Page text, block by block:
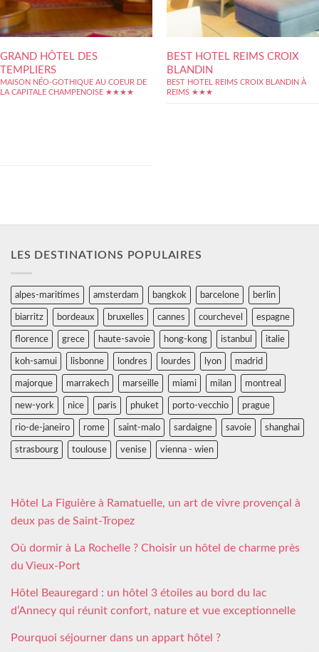
GRAND HÔTEL DES
TEMPLIERS
MAISON NÉO-GOTHIQUE AU COEUR DE
LA CAPITALE CHAMPENOISE ★★★★
BEST HOTEL REIMS CROIX
BLANDIN
BEST HOTEL REIMS CROIX BLANDIN À
REIMS ★★★
LES DESTINATIONS POPULAIRES
alpes-maritimes amsterdam bangkok barcelone berlin
biarritz bordeaux bruxelles cannes courchevel espagne
florence grece haute-savoie hong-kong istanbul italie
koh-samui lisbonne londres lourdes lyon madrid
majorque marrakech marseille miami milan montreal
new-york nice paris phuket porto-vecchio prague
rio-de-janeiro rome saint-malo sardaigne savoie shanghai
strasbourg toulouse venise vienna - wien
Hôtel La Figuière à Ramatuelle, un art de vivre provençal à
deux pas de Saint-Tropez
Où dormir à La Rochelle ? Choisir un hôtel de charme près
du Vieux-Port
Hôtel Beauregard : un hôtel 3 étoiles au bord du lac
d’Annecy qui réunit confort, nature et vue exceptionnelle
Pourquoi séjourner dans un appart hôtel ?